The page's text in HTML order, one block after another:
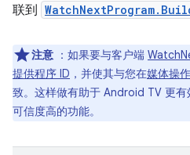
联到
注意 ：如果要与客户端
提供程序 ID ，并使其与您在媒体操作
致。这样做有助于 Android TV 更
可信度高的功能。